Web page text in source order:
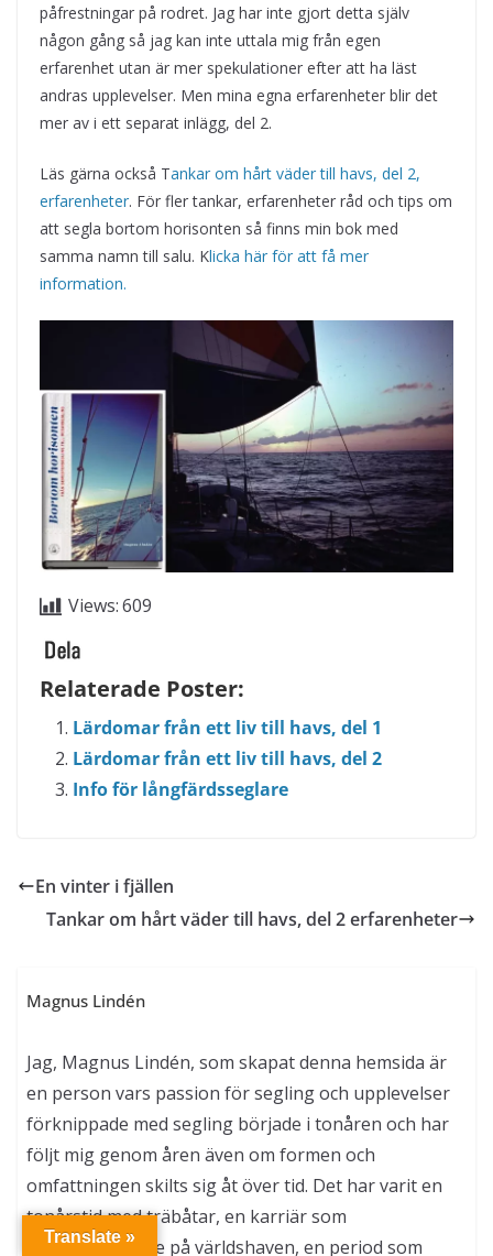
påfrestningar på rodret. Jag har inte gjort detta själv
någon gång så jag kan inte uttala mig från egen
erfarenhet utan är mer spekulationer efter att ha läst
andras upplevelser. Men mina egna erfarenheter blir det
mer av i ett separat inlägg, del 2.
Läs gärna också Tankar om hårt väder till havs, del 2,
erfarenheter. För fler tankar, erfarenheter råd och tips om
att segla bortom horisonten så finns min bok med
samma namn till salu. Klicka här för att få mer
information.
Views:609
Relaterade Poster:
Lärdomar från ett liv till havs, del 1
Lärdomar från ett liv till havs, del 2
Info för långfärdsseglare
En vinter i fjällen
Tankar om hårt väder till havs, del 2 erfarenheter
Magnus Lindén
Jag, Magnus Lindén, som skapat denna hemsida är
en person vars passion för segling och upplevelser
förknippade med segling började i tonåren och har
följt mig genom åren även om formen och
omfattningen skilts sig åt över tid. Det har varit en
tonårstid med träbåtar, en karriär som
charterskeppare på världshaven, en period som
Translate »